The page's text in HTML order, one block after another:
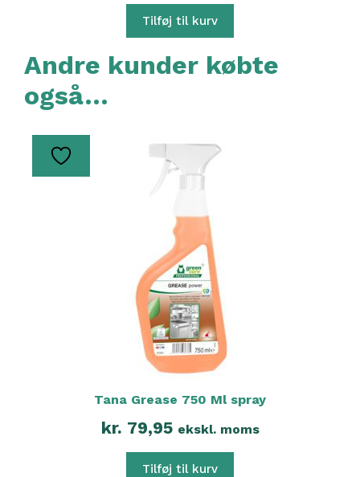
Tilføj til kurv
Andre kunder købte
også…
Tana Grease 750 Ml spray
kr. 79,95 ekskl. moms
Tilføj til kurv